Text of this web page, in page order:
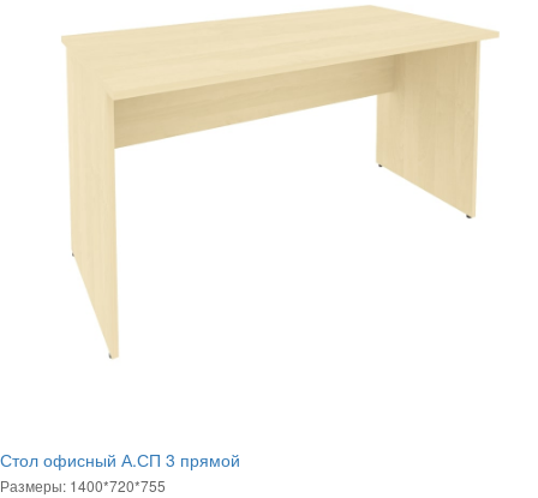
Стол офисный А.СП 3 прямой
Размеры: 1400*720*755